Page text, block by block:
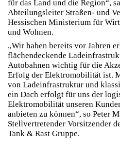
für das Land und die Region“,
Abteilungsleiter Straßen- und
Hessischen Ministerium für
und Wohnen.
„Wir haben bereits vor Jahren
flächendeckende
Autobahnen wichtig für die
Erfolg der Elektromobilität ist.
von Ladeinfrastruktur und
ein Dach erfolgt für uns der
Elektromobilität unseren
anbieten zu können“, so Peter
Stellvertretender Vorsitzender
Tank & Rast Gruppe.